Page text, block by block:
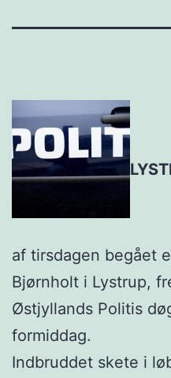
af tirsdagen begået
Bjørnholt i Lystrup,
Østjyllands Politis
formiddag.
Indbruddet skete i